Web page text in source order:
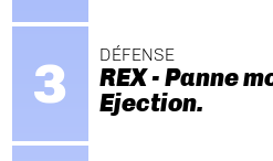
DÉFENSE
REX - Panne
Ejection.